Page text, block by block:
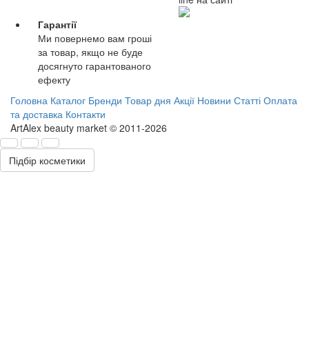
Гарантії
Ми повернемо вам гроші
за товар, якщо не буде
досягнуто гарантованого
ефекту
Головна Каталог Бренди Товар дня Акції Новини Статті Оплата
та доставка Контакти
ArtAlex beauty market © 2011-2026
Підбір косметики